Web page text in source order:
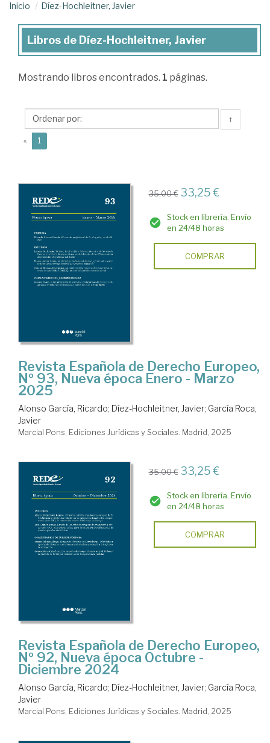
Inicio Díez-Hochleitner, Javier
Libros
Díez-
Javier
Libros de Díez-Hochleitner, Javier
Mostrando libros encontrados. 1 páginas.
↑
« 1
35,00 € 33,25 €
Stock en librería. Envío
en 24/48 horas
COMPRAR
Revista Española de Derecho Europeo,
Nº 93, Nueva época Enero - Marzo
2025
Alonso García, Ricardo; Díez-Hochleitner, Javier; García Roca,
Javier
Marcial Pons, Ediciones Jurídicas y Sociales. Madrid, 2025
35,00 € 33,25 €
Stock en librería. Envío
en 24/48 horas
COMPRAR
Revista Española de Derecho Europeo,
Nº 92, Nueva época Octubre -
Diciembre 2024
Alonso García, Ricardo; Díez-Hochleitner, Javier; García Roca,
Javier
Marcial Pons, Ediciones Jurídicas y Sociales. Madrid, 2025